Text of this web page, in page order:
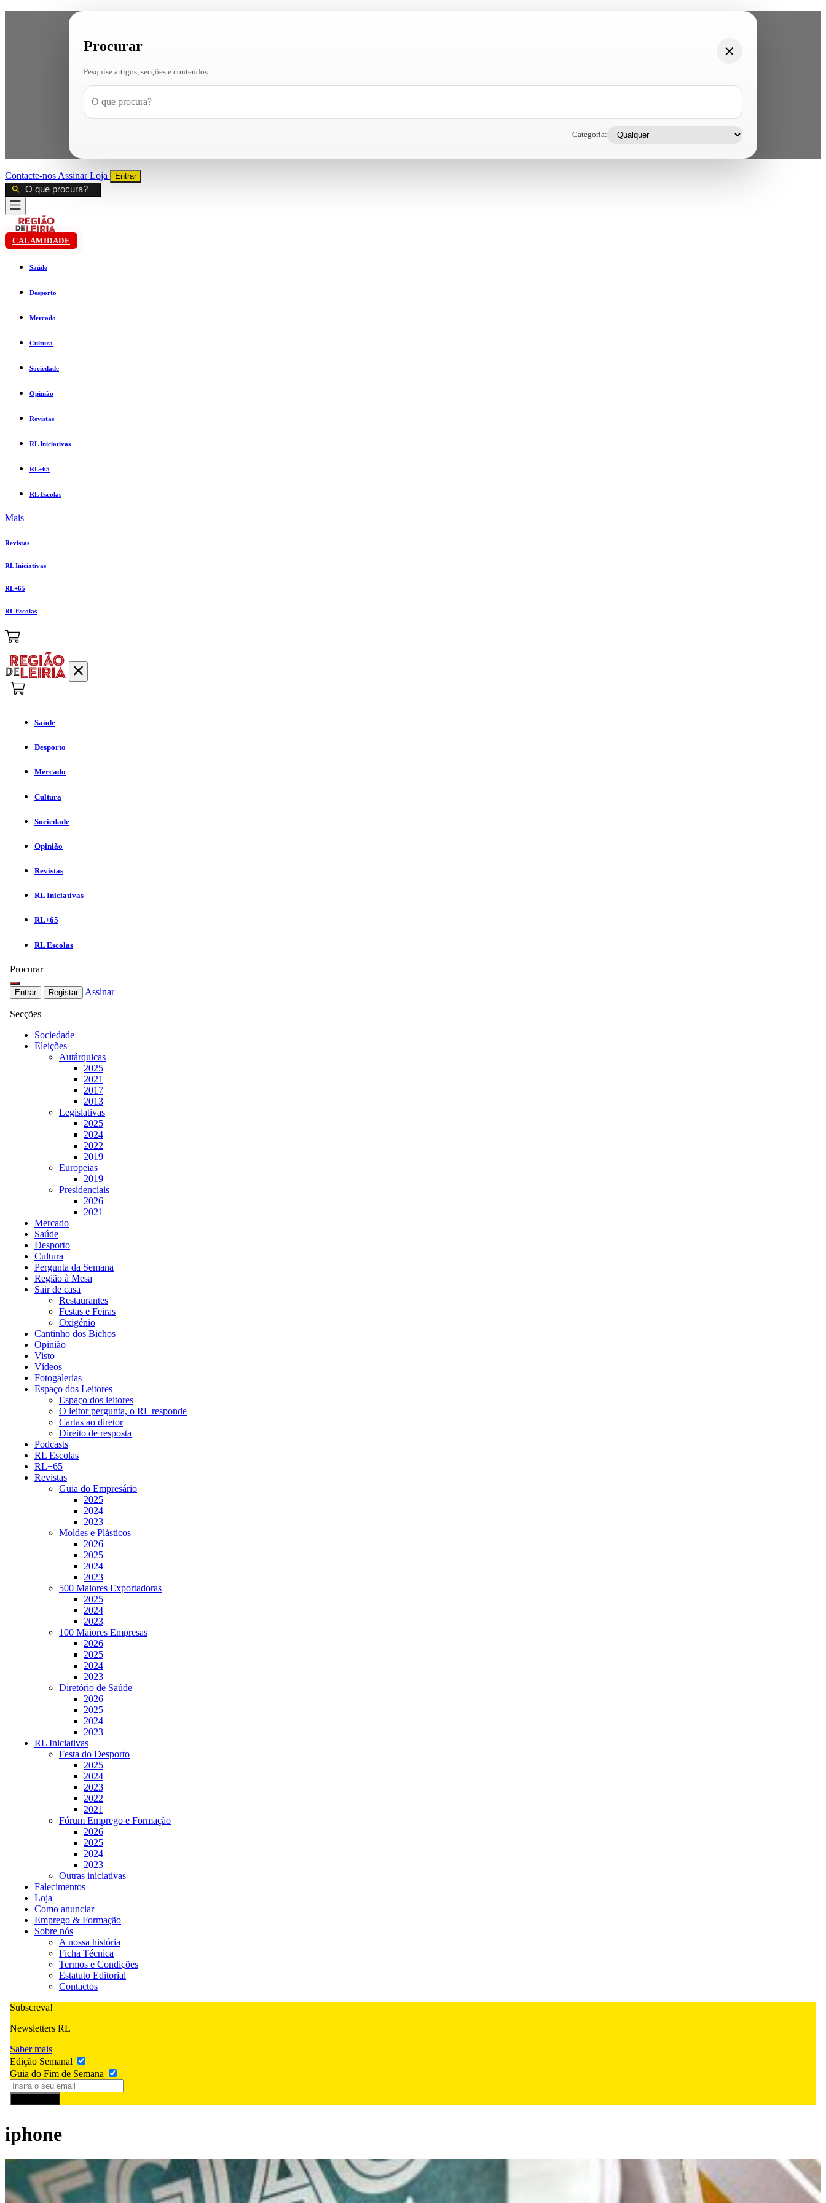
Procurar
Pesquise artigos, secções e conteúdos
Categoria:
Contacte-nos AssinarLoja Entrar
CALAMIDADE
Saúde
Desporto
Mercado
Cultura
Sociedade
Opinião
Revistas
RL Iniciativas
RL+65
RL Escolas
Mais
Revistas
RL Iniciativas
RL+65
RL Escolas
Saúde
Desporto
Mercado
Cultura
Sociedade
Opinião
Revistas
RL Iniciativas
RL+65
RL Escolas
Procurar
Entrar Registar Assinar
Secções
Sociedade
Eleições
Autárquicas
2025
2021
2017
2013
Legislativas
2025
2024
2022
2019
Europeias
2019
Presidenciais
2026
2021
Mercado
Saúde
Desporto
Cultura
Pergunta da Semana
Região à Mesa
Sair de casa
Restaurantes
Festas e Feiras
Oxigénio
Cantinho dos Bichos
Opinião
Visto
Vídeos
Fotogalerias
Espaço dos Leitores
Espaço dos leitores
O leitor pergunta, o RL responde
Cartas ao diretor
Direito de resposta
Podcasts
RL Escolas
RL+65
Revistas
Guia do Empresário
2025
2024
2023
Moldes e Plásticos
2026
2025
2024
2023
500 Maiores Exportadoras
2025
2024
2023
100 Maiores Empresas
2026
2025
2024
2023
Diretório de Saúde
2026
2025
2024
2023
RL Iniciativas
Festa do Desporto
2025
2024
2023
2022
2021
Fórum Emprego e Formação
2026
2025
2024
2023
Outras iniciativas
Falecimentos
Loja
Como anunciar
Emprego & Formação
Sobre nós
A nossa história
Ficha Técnica
Termos e Condições
Estatuto Editorial
Contactos
Subscreva!
Newsletters RL
Saber mais
Edição Semanal
Guia do Fim de Semana
iphone